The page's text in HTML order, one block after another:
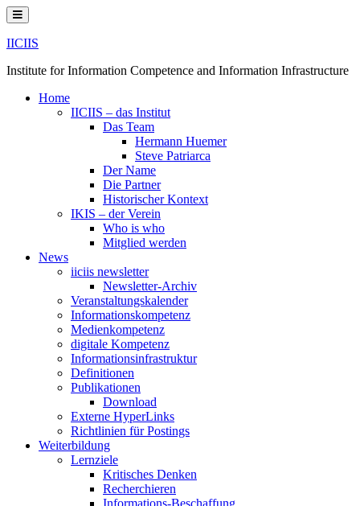
Skip
to
content
IICIIS
Institute for Information Competence and Information Infrastructure
Home
IICIIS – das Institut
Das Team
Hermann Huemer
Steve Patriarca
Der Name
Die Partner
Historischer Kontext
IKIS – der Verein
Who is who
Mitglied werden
News
iiciis newsletter
Newsletter-Archiv
Veranstaltungskalender
Informationskompetenz
Medienkompetenz
digitale Kompetenz
Informationsinfrastruktur
Definitionen
Publikationen
Download
Externe HyperLinks
Richtlinien für Postings
Weiterbildung
Lernziele
Kritisches Denken
Recherchieren
Informations-Beschaffung